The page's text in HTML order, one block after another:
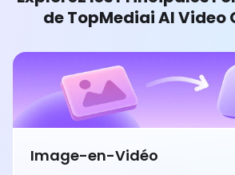
de TopMediai AI Video
Image-en-Vidéo